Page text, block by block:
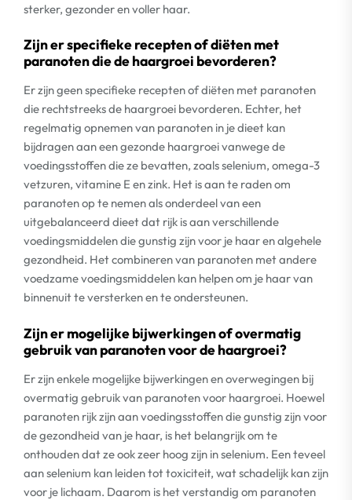
sterker, gezonder en voller haar.
Zijn er specifieke recepten of diëten met
paranoten die de haargroei bevorderen?
Er zijn geen specifieke recepten of diëten met paranoten
die rechtstreeks de haargroei bevorderen. Echter, het
regelmatig opnemen van paranoten in je dieet kan
bijdragen aan een gezonde haargroei vanwege de
voedingsstoffen die ze bevatten, zoals selenium, omega-3
vetzuren, vitamine E en zink. Het is aan te raden om
paranoten op te nemen als onderdeel van een
uitgebalanceerd dieet dat rijk is aan verschillende
voedingsmiddelen die gunstig zijn voor je haar en algehele
gezondheid. Het combineren van paranoten met andere
voedzame voedingsmiddelen kan helpen om je haar van
binnenuit te versterken en te ondersteunen.
Zijn er mogelijke bijwerkingen of overmatig
gebruik van paranoten voor de haargroei?
Er zijn enkele mogelijke bijwerkingen en overwegingen bij
overmatig gebruik van paranoten voor haargroei. Hoewel
paranoten rijk zijn aan voedingsstoffen die gunstig zijn voor
de gezondheid van je haar, is het belangrijk om te
onthouden dat ze ook zeer hoog zijn in selenium. Een teveel
aan selenium kan leiden tot toxiciteit, wat schadelijk kan zijn
voor je lichaam. Daarom is het verstandig om paranoten